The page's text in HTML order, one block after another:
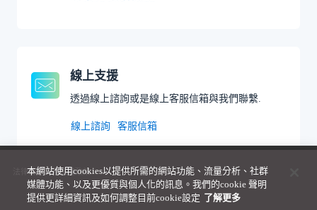
線上支援
透過線上諮詢或是線上客服信箱與我們聯繫.
線上諮詢 客服信箱
法律聲明與隱私權政策
本網站使用cookies以提供所需的網站功能、流量分析、社群
媒體功能、以及更優質與個人化的訊息。我們的cookie 聲明
提供更詳細資訊及如何調整目前cookie設定 了解更多 ­